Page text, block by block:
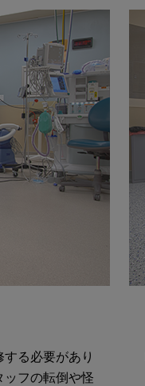
る必要があり
ッフの転倒や怪